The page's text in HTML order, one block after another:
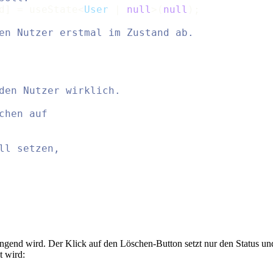
User null null
Nutzer erstmal im Zustand ab.
Nutzer wirklich.
auf
setzen,
wird. Der Klick auf den Löschen-Button setzt nur den Status
wird: